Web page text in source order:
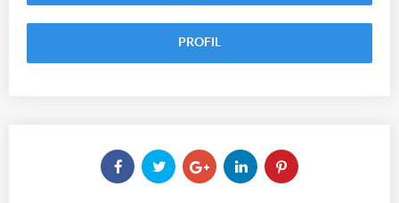
PROFIL